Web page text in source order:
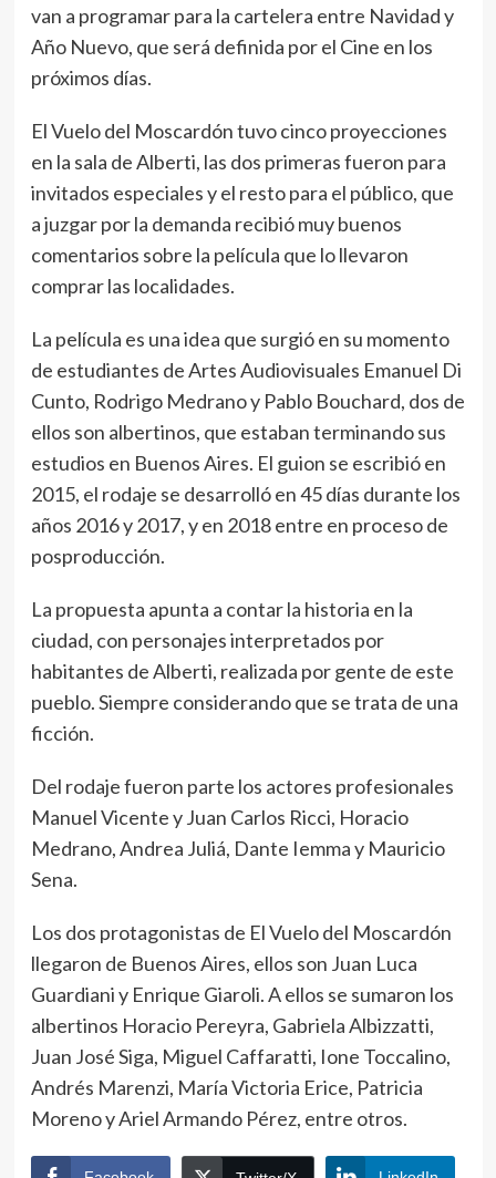
van a programar para la cartelera entre Navidad y
Año Nuevo, que será definida por el Cine en los
próximos días.
El Vuelo del Moscardón tuvo cinco proyecciones
en la sala de Alberti, las dos primeras fueron para
invitados especiales y el resto para el público, que
a juzgar por la demanda recibió muy buenos
comentarios sobre la película que lo llevaron
comprar las localidades.
La película es una idea que surgió en su momento
de estudiantes de Artes Audiovisuales Emanuel Di
Cunto, Rodrigo Medrano y Pablo Bouchard, dos de
ellos son albertinos, que estaban terminando sus
estudios en Buenos Aires. El guion se escribió en
2015, el rodaje se desarrolló en 45 días durante los
años 2016 y 2017, y en 2018 entre en proceso de
posproducción.
La propuesta apunta a contar la historia en la
ciudad, con personajes interpretados por
habitantes de Alberti, realizada por gente de este
pueblo. Siempre considerando que se trata de una
ficción.
Del rodaje fueron parte los actores profesionales
Manuel Vicente y Juan Carlos Ricci, Horacio
Medrano, Andrea Juliá, Dante Iemma y Mauricio
Sena.
Los dos protagonistas de El Vuelo del Moscardón
llegaron de Buenos Aires, ellos son Juan Luca
Guardiani y Enrique Giaroli. A ellos se sumaron los
albertinos Horacio Pereyra, Gabriela Albizzatti,
Juan José Siga, Miguel Caffaratti, Ione Toccalino,
Andrés Marenzi, María Victoria Erice, Patricia
Moreno y Ariel Armando Pérez, entre otros.